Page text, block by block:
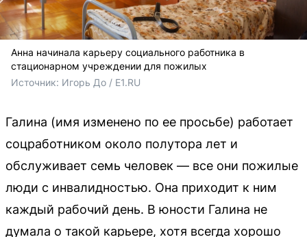
Анна начинала карьеру социального работника в
стационарном учреждении для пожилых
Источник: Игорь До / E1.RU
Галина (имя изменено по ее просьбе) работает
соцработником около полутора лет и
обслуживает семь человек — все они пожилые
люди с инвалидностью. Она приходит к ним
каждый рабочий день. В юности Галина не
думала о такой карьере, хотя всегда хорошо